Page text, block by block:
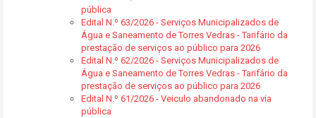
pública
Edital N.º 63/2026 - Serviços Municipalizados de
Água e Saneamento de Torres Vedras - Tarifário da
prestação de serviços ao público para 2026
Edital N.º 62/2026 - Serviços Municipalizados de
Água e Saneamento de Torres Vedras - Tarifário da
prestação de serviços ao público para 2026
Edital N.º 61/2026 - Veiculo abandonado na via
pública